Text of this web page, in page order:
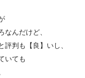
なんだけど、
評判も【良】いし、
いても